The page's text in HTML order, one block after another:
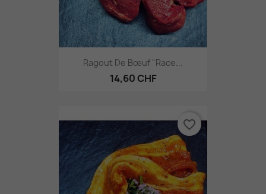
Ragout De Bœuf "Race...
14,60 CHF
favorite_border